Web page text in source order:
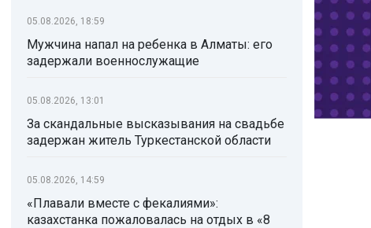
05.08.2026, 18:59
Мужчина напал на ребенка в Алматы: его
задержали военнослужащие
05.08.2026, 13:01
За скандальные высказывания на свадьбе
задержан житель Туркестанской области
05.08.2026, 14:59
«Плавали вместе с фекалиями»:
казахстанка пожаловалась на отдых в «8